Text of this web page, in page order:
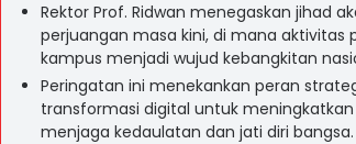
Rektor Prof. Ridwan menegaskan jihad
perjuangan masa kini, di mana aktivitas
kampus menjadi wujud kebangkitan
Peringatan ini menekankan peran
transformasi digital untuk
menjaga kedaulatan dan jati diri bangsa.